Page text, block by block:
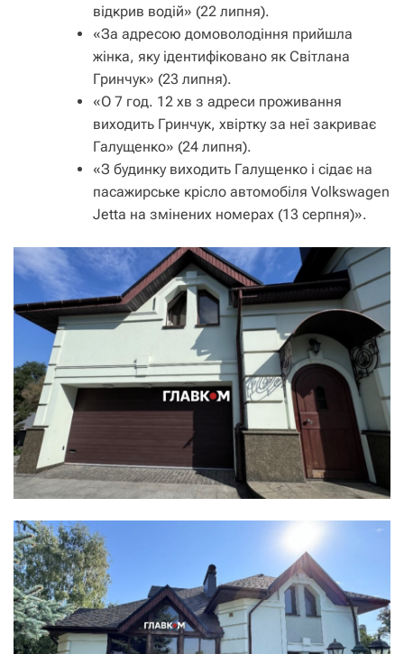
відкрив водій» (22 липня).
«За адресою домоволодіння прийшла
жінка, яку ідентифіковано як Світлана
Гринчук» (23 липня).
«О 7 год. 12 хв з адреси проживання
виходить Гринчук, хвіртку за неї закриває
Галущенко» (24 липня).
«З будинку виходить Галущенко і сідає на
пасажирське крісло автомобіля Volkswagen
Jetta на змінених номерах (13 серпня)».